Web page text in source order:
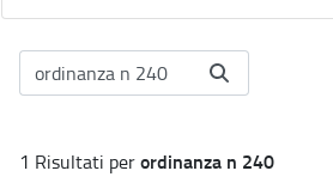
1 Risultati perordinanza n 240